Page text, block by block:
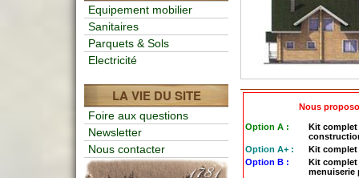
Equipement mobilier
Sanitaires
Parquets & Sols
Electricité
LA VIE DU SITE
Foire aux questions
Newsletter
Nous contacter
Nous
Option A :
Kit
Option A+ :
Kit
Option B :
Kit
menuiserie